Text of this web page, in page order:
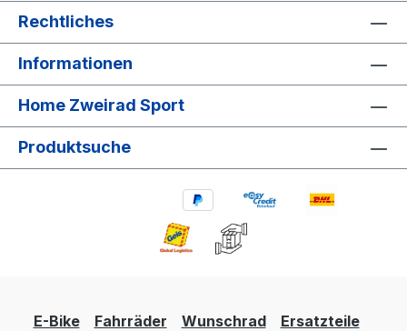
Rechtliches
Informationen
Home Zweirad Sport
Produktsuche
E-Bike Fahrräder Wunschrad
Ersatzteile